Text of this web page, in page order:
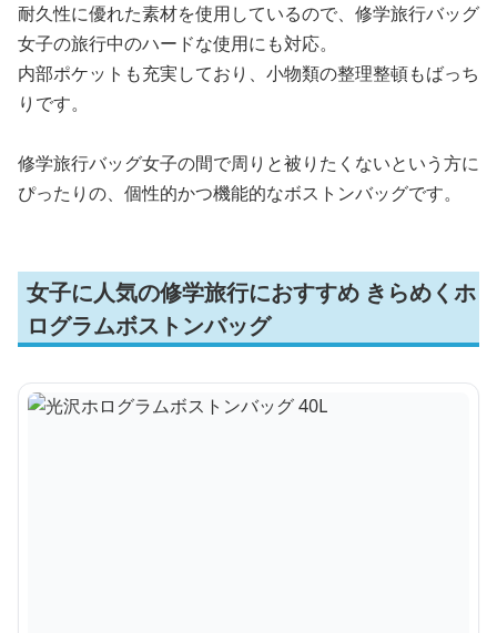
耐久性に優れた素材を使用しているので、修学旅行バッグ
女子の旅行中のハードな使用にも対応。
内部ポケットも充実しており、小物類の整理整頓もばっち
りです。
修学旅行バッグ女子の間で周りと被りたくないという方に
ぴったりの、個性的かつ機能的なボストンバッグです。
女子に人気の修学旅行におすすめ きらめくホ
ログラムボストンバッグ